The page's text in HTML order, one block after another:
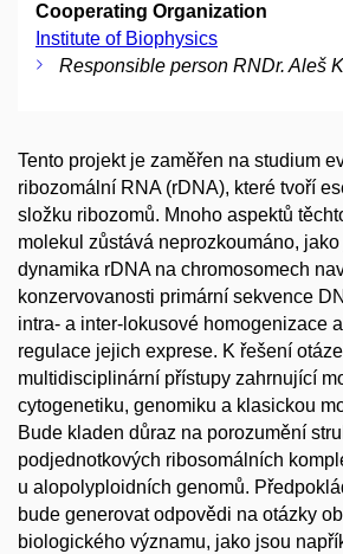
Cooperating Organization
Institute of Biophysics
Responsible person RNDr. Aleš
Tento projekt je zaměřen na studium
ribozomální RNA (rDNA), které tvoří
složku ribozomů. Mnoho aspektů
molekul zůstává neprozkoumáno,
dynamika rDNA na chromosomech
konzervovanosti primární sekvence
intra- a inter-lokusové homogenizace
regulace jejich exprese. K řešení
multidisciplinární přístupy zahrnující
cytogenetiku, genomiku a klasickou
Bude kladen důraz na porozumění
podjednotkových ribosomálních
u alopolyploidních genomů.
bude generovat odpovědi na otázky
biologického významu, jako jsou